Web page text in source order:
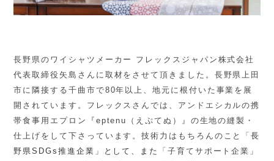
長野県のワイシャツメーカー フレックスジャパン株式会社
代表取締役矢島さんに取材をさせて頂きました。長野県上田
市に隣接する千曲市で80年以上、地元に根付いた事業を展
開されています。フレックスさんでは、アンドエシカルの携
帯食事用エプロン『 eptenu
（えぷてぬ）』の生地の縫製・
仕上げをして下さっています。技術力はもちろんのこと「長
野県SDGs 推進企業」として、また
「子育てサポート企業」